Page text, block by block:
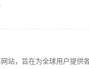
站，旨在为全球用户提供